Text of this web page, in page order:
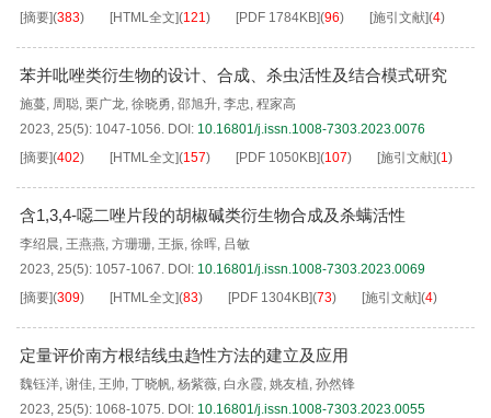
[摘要](383) [HTML全文](121) [PDF 1784KB](96) [施引文献](4)
苯并吡唑类衍生物的设计、合成、杀虫活性及结合模式研究
施蔓, 周聪, 栗广龙, 徐晓勇, 邵旭升, 李忠, 程家高
2023, 25(5): 1047-1056. DOI: 10.16801/j.issn.1008-7303.2023.0076
[摘要](402) [HTML全文](157) [PDF 1050KB](107) [施引文献](1)
含1,3,4-噁二唑片段的胡椒碱类衍生物合成及杀螨活性
李绍晨, 王燕燕, 方珊珊, 王振, 徐晖, 吕敏
2023, 25(5): 1057-1067. DOI: 10.16801/j.issn.1008-7303.2023.0069
[摘要](309) [HTML全文](83) [PDF 1304KB](73) [施引文献](4)
定量评价南方根结线虫趋性方法的建立及应用
魏钰洋, 谢佳, 王帅, 丁晓帆, 杨紫薇, 白永霞, 姚友植, 孙然锋
2023, 25(5): 1068-1075. DOI: 10.16801/j.issn.1008-7303.2023.0055